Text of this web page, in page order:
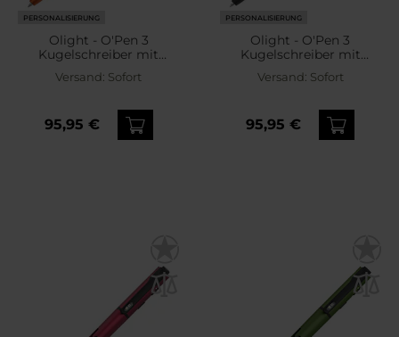
PERSONALISIERUNG
Olight - O'Pen 3
Kugelschreiber mit
Taschenlampe Orange -
120 Lumen
Versand: Sofort
95,95 €
PERSONALISIERUNG
Olight - O'Pen 3
Kugelschreiber mit
Taschenlampe Black - 120
Lumen
Versand: Sofort
95,95 €